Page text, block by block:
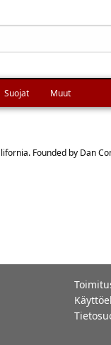
Suojat Muut
Founded by Dan